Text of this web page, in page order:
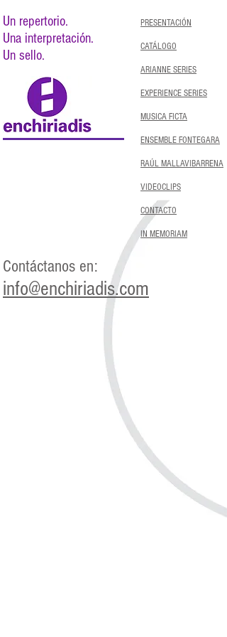
Un repertorio.
Una interpretación.
Un sello.
PRESENTACIÓN
CATÁLOGO
ARIANNE SERIES
EXPERIENCE SERIES
MUSICA FICTA
ENSEMBLE FONTEGARA
RAÚL MALLAVIBARRENA
VIDEOCLIPS
CONTACTO
IN MEMORIAM
Contáctanos en:
info@enchiriadis.com